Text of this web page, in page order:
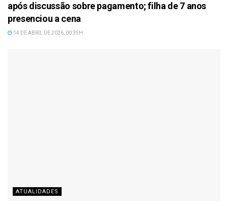
após discussão sobre pagamento; filha de 7 anos
presenciou a cena
14 DE ABRIL DE 2026, 00:35H
ATUALIDADES